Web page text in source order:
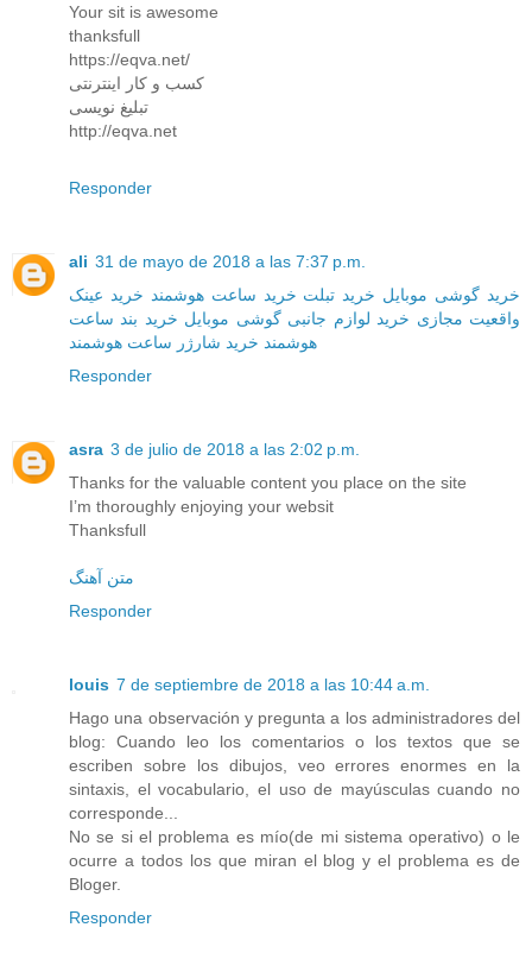
Your sit is awesome
thanksfull
https://eqva.net/
کسب و کار اینترنتی
تبلیغ نویسی
http://eqva.net
Responder
ali 31 de mayo de 2018 a las 7:37 p.m.
خرید گوشی موبایل خرید تبلت خرید ساعت هوشمند خرید عینک
واقعیت مجازی خرید لوازم جانبی گوشی موبایل خرید بند ساعت
هوشمند خرید شارژر ساعت هوشمند
Responder
asra 3 de julio de 2018 a las 2:02 p.m.
Thanks for the valuable content you place on the site
I’m thoroughly enjoying your websit
Thanksfull
متن آهنگ
Responder
louis 7 de septiembre de 2018 a las 10:44 a.m.
Hago una observación y pregunta a los administradores del
blog: Cuando leo los comentarios o los textos que se
escriben sobre los dibujos, veo errores enormes en la
sintaxis, el vocabulario, el uso de mayúsculas cuando no
corresponde...
No se si el problema es mío(de mi sistema operativo) o le
ocurre a todos los que miran el blog y el problema es de
Bloger.
Responder